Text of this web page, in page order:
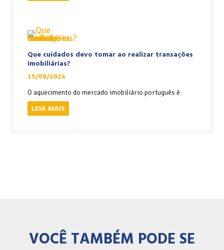
Que cuidados devo tomar ao realizar transações
imobiliárias?
15/09/2024
O aquecimento do mercado imobiliário português é
LEIA MAIS
VOCÊ TAMBÉM PODE SE